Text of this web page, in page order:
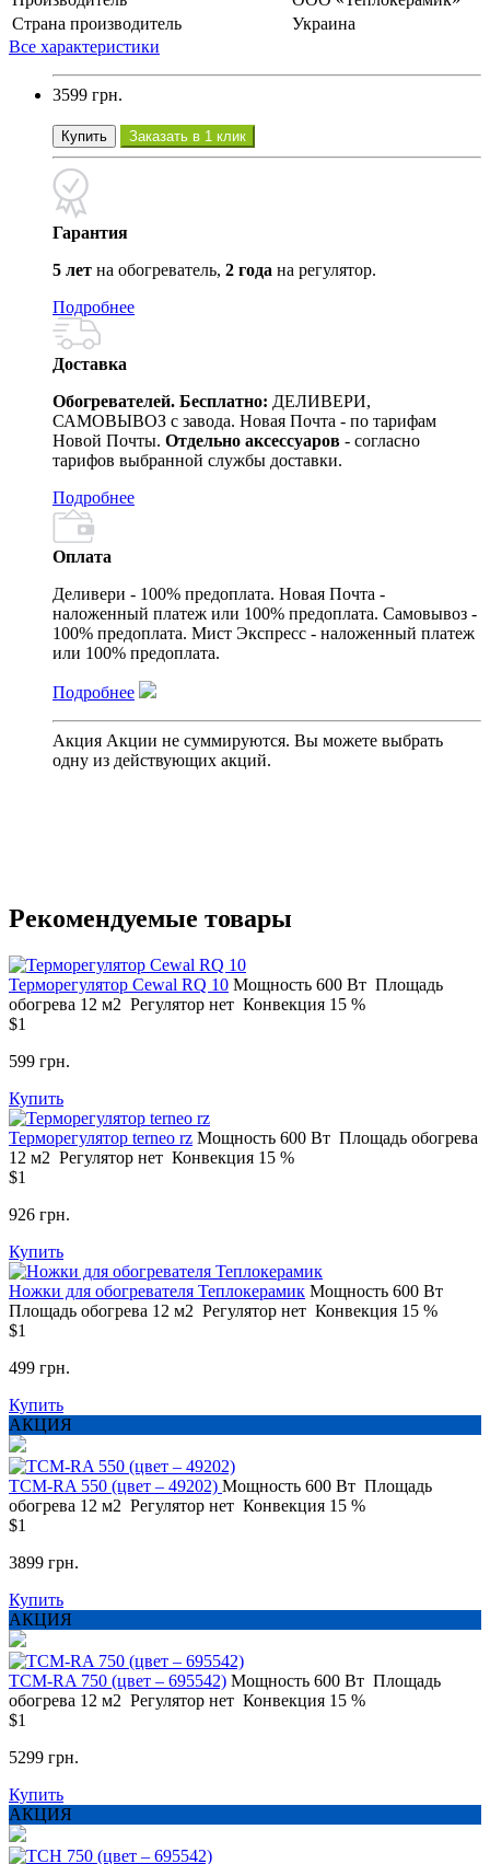
Страна производитель
Украина
Все характеристики
3599 грн.
Купить Заказать в 1 клик
Гарантия
5 лет на обогреватель, 2 года на регулятор.
Подробнее
Доставка
Обогревателей. Бесплатно: ДЕЛИВЕРИ,
САМОВЫВОЗ с завода. Новая Почта - по тарифам
Новой Почты. Отдельно аксессуаров - согласно
тарифов выбранной службы доставки.
Подробнее
Оплата
Деливери - 100% предоплата. Новая Почта -
наложенный платеж или 100% предоплата. Самовывоз -
100% предоплата. Мист Экспресс - наложенный платеж
или 100% предоплата.
Подробнее
Акция Акции не суммируются. Вы можете выбрать
одну из действующих акций.
Рекомендуемые товары
Терморегулятор Сewal RQ 10 Мощность 600 Вт Площадь
обогрева 12 м2 Регулятор нет Конвекция 15 %
$1
599 грн.
Купить
Терморегулятор terneo rz Мощность 600 Вт Площадь обогрева
12 м2 Регулятор нет Конвекция 15 %
$1
926 грн.
Купить
Ножки для обогревателя Теплокерамик Мощность 600 Вт
Площадь обогрева 12 м2 Регулятор нет Конвекция 15 %
$1
499 грн.
Купить
АКЦИЯ
ТСМ-RA 550 (цвет – 49202) Мощность 600 Вт Площадь
обогрева 12 м2 Регулятор нет Конвекция 15 %
$1
3899 грн.
Купить
АКЦИЯ
ТСМ-RA 750 (цвет – 695542) Мощность 600 Вт Площадь
обогрева 12 м2 Регулятор нет Конвекция 15 %
$1
5299 грн.
Купить
АКЦИЯ